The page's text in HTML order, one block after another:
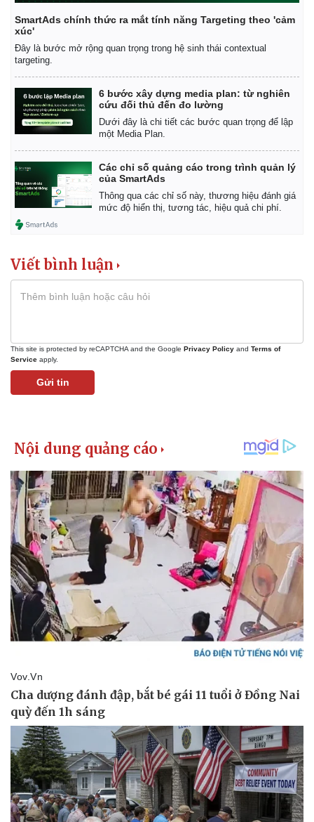
Kinh tế
Tỷ giá
SmartAds chính thức ra mắt tính năng Targeting theo 'cảm
xúc'
Đây là bước mở rộng quan trọng trong hệ sinh thái contextual
targeting.
6 bước xây dựng media plan: từ nghiên
cứu đối thủ đến đo lường
Dưới đây là chi tiết các bước quan trọng để lập
một Media Plan.
Các chỉ số quảng cáo trong trình quản lý
của SmartAds
Thông qua các chỉ số này, thương hiệu đánh giá
mức độ hiển thị, tương tác, hiệu quả chi phí.
Viết bình luận
This site is protected by reCAPTCHA and the Google Privacy Policy and Terms of
Service apply.
Gửi tin